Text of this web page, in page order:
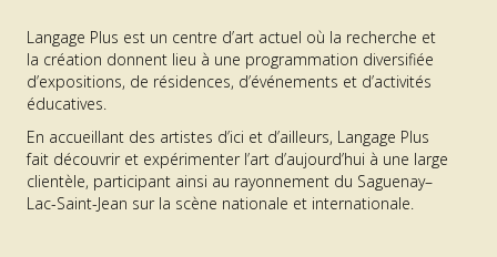
Langage Plus est un centre d’art actuel où la recherche et
la création donnent lieu à une programmation diversifiée
d’expositions, de résidences, d’événements et d’activités
éducatives.
En accueillant des artistes d’ici et d’ailleurs, Langage Plus
fait découvrir et expérimenter l’art d’aujourd’hui à une large
clientèle, participant ainsi au rayonnement du Saguenay–
Lac-Saint-Jean sur la scène nationale et internationale.